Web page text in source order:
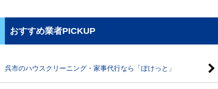
おすすめ業者PICKUP
呉市のハウスクリーニング・家事代行なら「ぽけっと」